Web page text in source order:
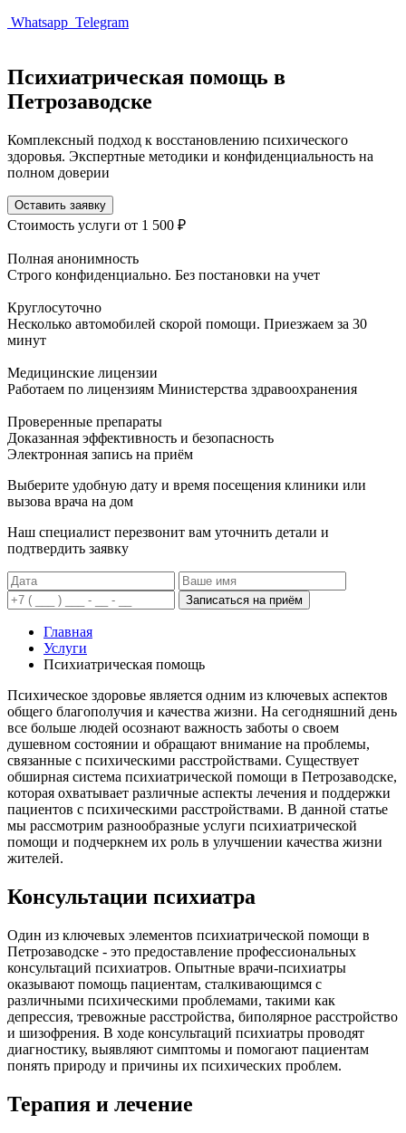
Whatsapp Telegram
Психиатрическая помощь в
Петрозаводске
Комплексный подход к восстановлению психического
здоровья. Экспертные методики и конфиденциальность на
полном доверии
Оставить заявку
Стоимость услуги от 1 500 ₽
Полная анонимность
Строго конфиденциально. Без постановки на учет
Круглосуточно
Несколько автомобилей скорой помощи. Приезжаем за 30
минут
Медицинские лицензии
Работаем по лицензиям Министерства здравоохранения
Проверенные препараты
Доказанная эффективность и безопасность
Электронная запись на приём
Выберите удобную дату и время посещения клиники или
вызова врача на дом
Наш специалист перезвонит вам уточнить детали и
подтвердить заявку
Записаться на приём
Главная
Услуги
Психиатрическая помощь
Психическое здоровье является одним из ключевых аспектов
общего благополучия и качества жизни. На сегодняшний день
все больше людей осознают важность заботы о своем
душевном состоянии и обращают внимание на проблемы,
связанные с психическими расстройствами. Существует
обширная система психиатрической помощи в Петрозаводске,
которая охватывает различные аспекты лечения и поддержки
пациентов с психическими расстройствами. В данной статье
мы рассмотрим разнообразные услуги психиатрической
помощи и подчеркнем их роль в улучшении качества жизни
жителей.
Консультации психиатра
Один из ключевых элементов психиатрической помощи в
Петрозаводске - это предоставление профессиональных
консультаций психиатров. Опытные врачи-психиатры
оказывают помощь пациентам, сталкивающимся с
различными психическими проблемами, такими как
депрессия, тревожные расстройства, биполярное расстройство
и шизофрения. В ходе консультаций психиатры проводят
диагностику, выявляют симптомы и помогают пациентам
понять природу и причины их психических проблем.
Терапия и лечение